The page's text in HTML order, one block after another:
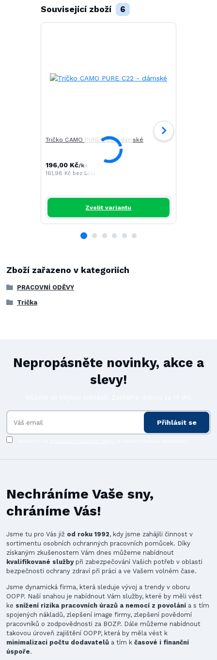
Související zboží 6
Tričko CAMO PURE C22 - dámské
196,00 Kč/ks
161,98 Kč bez DPH
Zvolit variantu
Zboží zařazeno v kategoriích
PRACOVNÍ ODĚVY
Trička
Nepropásněte novinky, akce a
slevy!
Přihlásit se
Nechráníme Vaše sny,
chráníme Vás!
Jsme tu pro Vás již od roku 1992, kdy jsme zahájili činnost v
sortimentu osobních ochranných pracovních pomůcek. Díky
získaným zkušenostem Vám dnes můžeme nabídnout
kvalifikované službypři zabezpečování Vašich potřeb v oblasti
bezpečnosti ochrany zdraví při práci a ve Vašem volném čase.
Jsme dynamická firma, která sleduje vývoj a trendy v oboru
OOPP. Naší snahou je nabídnout Vám služby, které by měli vést
ke snížení rizika pracovních úrazů a nemocí z povolání a s tím
spojených nákladů, zlepšení image firmy, zlepšení povědomí
pracovníků o zodpovědnosti za BOZP. Dále můžeme nabídnout
takovou úroveň zajištění OOPP, která by měla vést k
minimalizaci počtu dodavatelů a tím kčasové i finanční
úspoře.